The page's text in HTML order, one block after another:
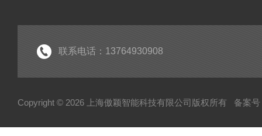
联系电话：13764930908
Copyright © 2026 上海傲颖智能科技有限公司版权所有 备案号